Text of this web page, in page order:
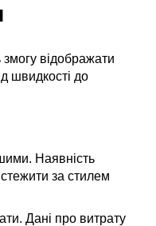
відображати
швидкості до
Наявність
за стилем
Дані про витрату